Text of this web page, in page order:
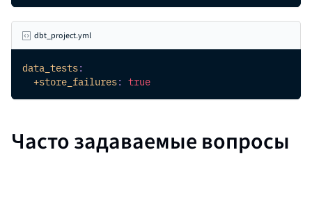
dbt_project.yml
data_tests:
+store_failures: true
Часто задаваемые вопросы